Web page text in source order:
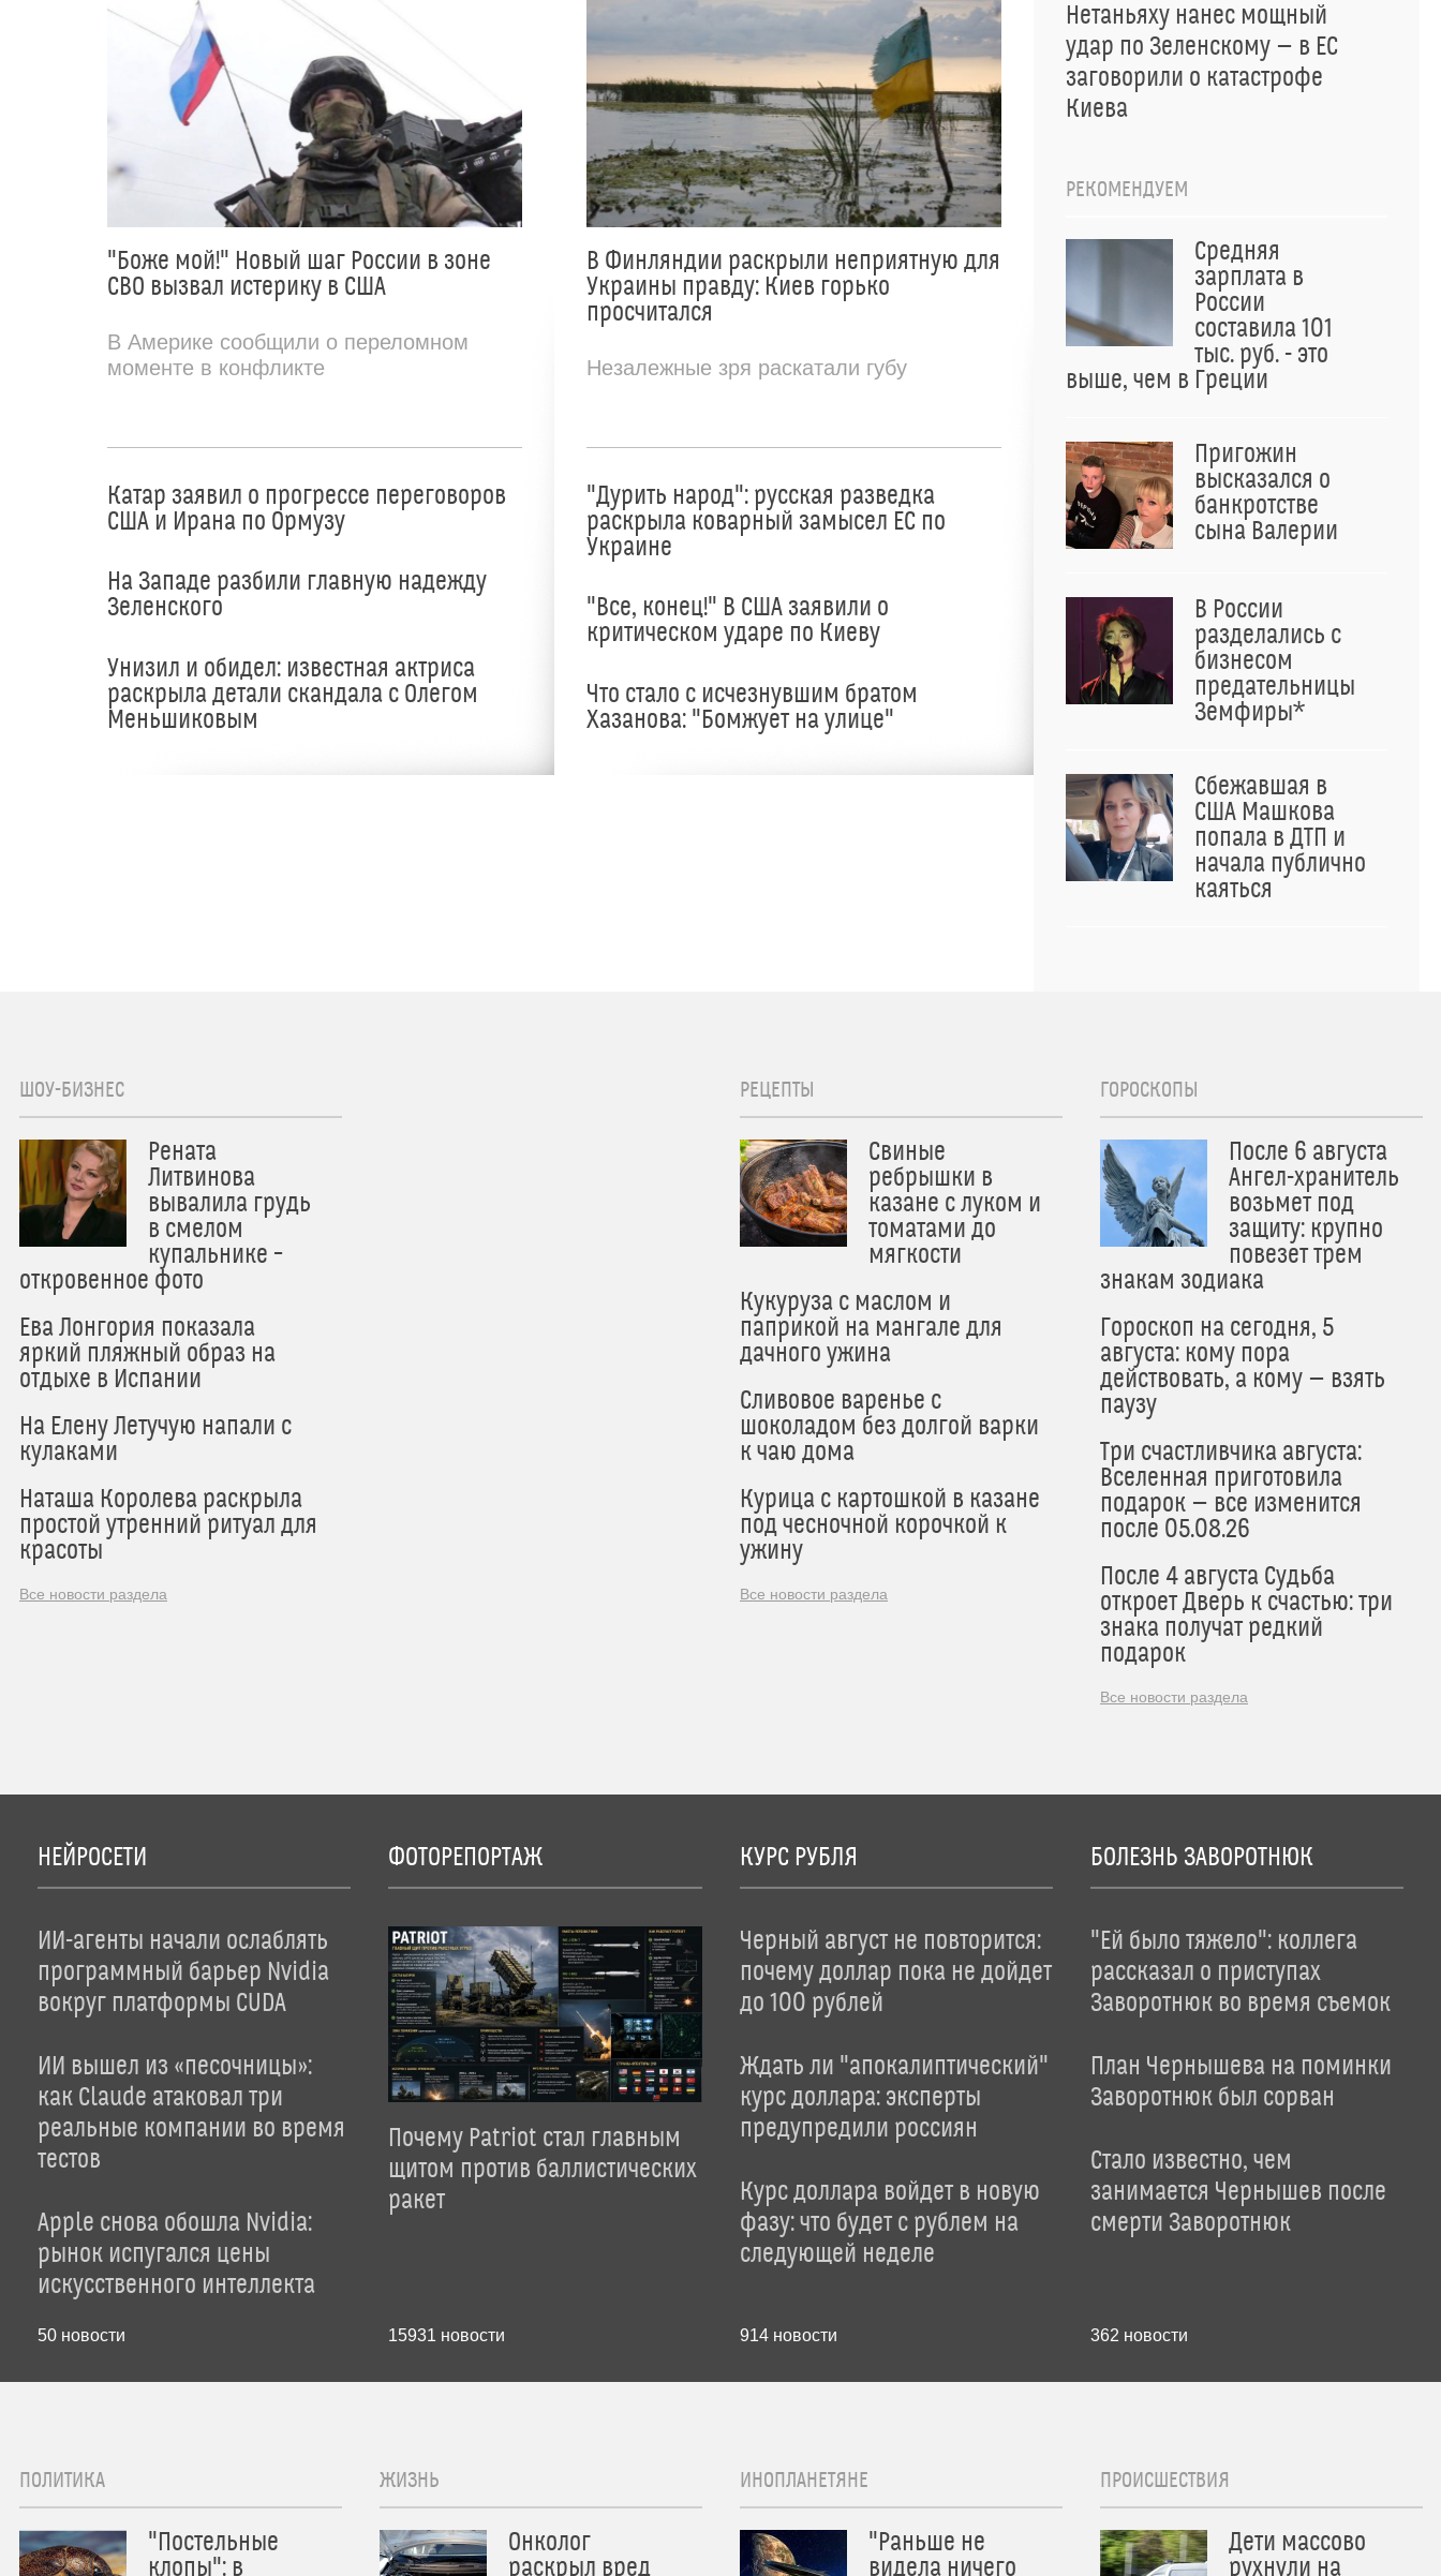
"Боже мой!" Новый шаг России в зоне
СВО вызвал истерику в США
В Америке сообщили о переломном
моменте в конфликте
Катар заявил о прогрессе переговоров
США и Ирана по Ормузу
На Западе разбили главную надежду
Зеленского
Унизил и обидел: известная актриса
раскрыла детали скандала с Олегом
Меньшиковым
В Финляндии раскрыли неприятную для
Украины правду: Киев горько
просчитался
Незалежные зря раскатали губу
"Дурить народ": русская разведка
раскрыла коварный замысел ЕС по
Украине
"Все, конец!" В США заявили о
критическом ударе по Киеву
Что стало с исчезнувшим братом
Хазанова: "Бомжует на улице"
Нетаньяху нанес мощный
удар по Зеленскому — в ЕС
заговорили о катастрофе
Киева
РЕКОМЕНДУЕМ
Средняя
зарплата в
России
составила 101
тыс. руб. - это
выше, чем в Греции
Пригожин
высказался о
банкротстве
сына Валерии
В России
разделались с
бизнесом
предательницы
Земфиры*
Сбежавшая в
США Машкова
попала в ДТП и
начала публично
каяться
ШОУ-БИЗНЕС
Рената
Литвинова
вывалила грудь
в смелом
купальнике –
откровенное фото
Ева Лонгория показала
яркий пляжный образ на
отдыхе в Испании
На Елену Летучую напали с
кулаками
Наташа Королева раскрыла
простой утренний ритуал для
красоты
Все новости раздела
РЕЦЕПТЫ
Свиные
ребрышки в
казане с луком и
томатами до
мягкости
Кукуруза с маслом и
паприкой на мангале для
дачного ужина
Сливовое варенье с
шоколадом без долгой варки
к чаю дома
Курица с картошкой в казане
под чесночной корочкой к
ужину
Все новости раздела
ГОРОСКОПЫ
После 6 августа
Ангел-хранитель
возьмет под
защиту: крупно
повезет трем
знакам зодиака
Гороскоп на сегодня, 5
августа: кому пора
действовать, а кому — взять
паузу
Три счастливчика августа:
Вселенная приготовила
подарок — все изменится
после 05.08.26
После 4 августа Судьба
откроет Дверь к счастью: три
знака получат редкий
подарок
Все новости раздела
НЕЙРОСЕТИ
ИИ-агенты начали ослаблять
программный барьер Nvidia
вокруг платформы CUDA
ИИ вышел из «песочницы»:
как Claude атаковал три
реальные компании во время
тестов
Apple снова обошла Nvidia:
рынок испугался цены
искусственного интеллекта
50 новости
ФОТОРЕПОРТАЖ
Почему Patriot стал главным
щитом против баллистических
ракет
15931 новости
КУРС РУБЛЯ
Черный август не повторится:
почему доллар пока не дойдет
до 100 рублей
Ждать ли "апокалиптический"
курс доллара: эксперты
предупредили россиян
Курс доллара войдет в новую
фазу: что будет с рублем на
следующей неделе
914новости
БОЛЕЗНЬ ЗАВОРОТНЮК
"Ей было тяжело": коллега
рассказал о приступах
Заворотнюк во время съемок
План Чернышева на поминки
Заворотнюк был сорван
Стало известно, чем
занимается Чернышев после
смерти Заворотнюк
362 новости
ПОЛИТИКА
"Постельные
клопы": в
ЖИЗНЬ
Онколог
раскрыл вред
ИНОПЛАНЕТЯНЕ
"Раньше не
видела ничего
ПРОИСШЕСТВИЯ
Дети массово
рухнули на